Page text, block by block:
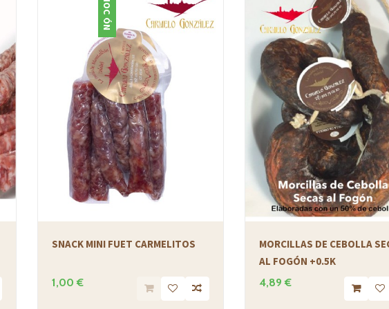
SNACK MINI FUET CARMELITOS
1,00 €
MORCILLAS DE CEBOLLA
AL FOGÓN +0.5K
4,89 €